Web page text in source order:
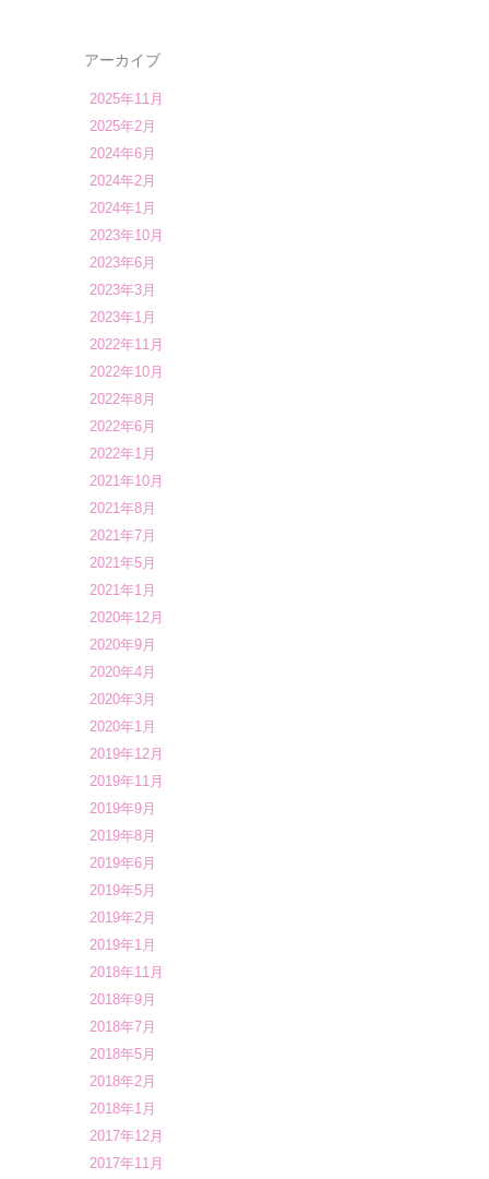
アーカイブ
2025年11月
2025年2月
2024年6月
2024年2月
2024年1月
2023年10月
2023年6月
2023年3月
2023年1月
2022年11月
2022年10月
2022年8月
2022年6月
2022年1月
2021年10月
2021年8月
2021年7月
2021年5月
2021年1月
2020年12月
2020年9月
2020年4月
2020年3月
2020年1月
2019年12月
2019年11月
2019年9月
2019年8月
2019年6月
2019年5月
2019年2月
2019年1月
2018年11月
2018年9月
2018年7月
2018年5月
2018年2月
2018年1月
2017年12月
2017年11月